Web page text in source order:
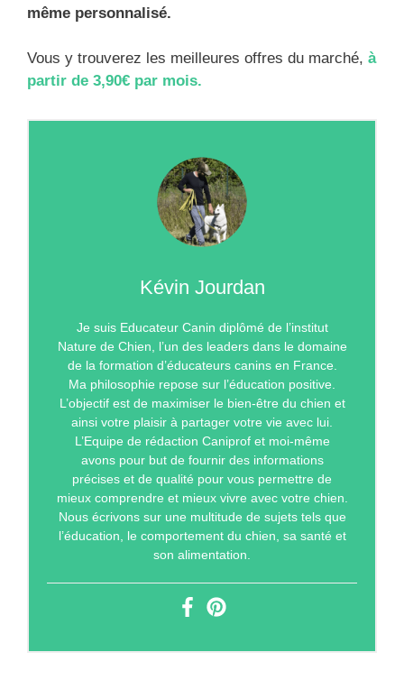
même personnalisé.
Vous y trouverez les meilleures offres du marché, à
partir de 3,90€ par mois.
Kévin Jourdan
Je suis Educateur Canin diplômé de l’institut
Nature de Chien, l’un des leaders dans le domaine
de la formation d’éducateurs canins en France.
Ma philosophie repose sur l’éducation positive.
L’objectif est de maximiser le bien-être du chien et
ainsi votre plaisir à partager votre vie avec lui.
L’Equipe de rédaction Caniprof et moi-même
avons pour but de fournir des informations
précises et de qualité pour vous permettre de
mieux comprendre et mieux vivre avec votre chien.
Nous écrivons sur une multitude de sujets tels que
l’éducation, le comportement du chien, sa santé et
son alimentation.